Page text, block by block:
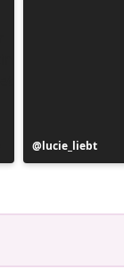
Publication
publiée
lucie_liebt